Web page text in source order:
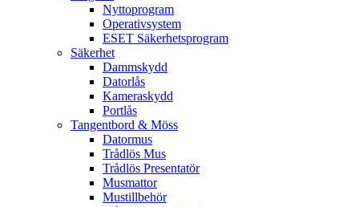
Nyttoprogram
Operativsystem
ESET Säkerhetsprogram
Säkerhet
Dammskydd
Datorlås
Kameraskydd
Portlås
Tangentbord & Möss
Datormus
Trådlös Mus
Trådlös Presentatör
Musmattor
Mustillbehör